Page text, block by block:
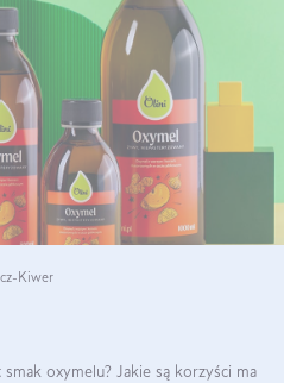
Kiwer
oxymelu? Jakie są korzyści ma